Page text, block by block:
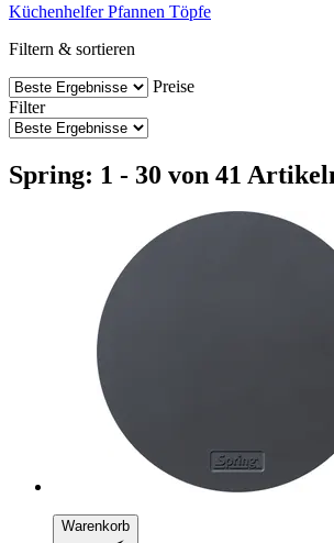
Küchenhelfer Pfannen Töpfe
Filtern & sortieren
Preise
Filter
Spring: 1 - 30 von 41
Warenkorb